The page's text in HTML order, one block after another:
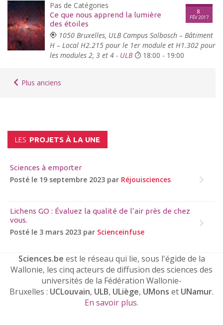
Pas de Catégories
Ce que nous apprend la lumière
des étoiles
8
FÉV 2017
1050 Bruxelles, ULB Campus Solbosch – Bâtiment
H – Local H2.215 pour le 1er module et H1.302 pour
les modules 2, 3 et 4 - ULB 18:00 - 19:00
Plus anciens
LES PROJETS À LA UNE
Sciences à emporter
Posté le 19 septembre 2023 par Réjouisciences
Lichens GO : Évaluez la qualité de l’air près de chez
vous.
Posté le 3 mars 2023 par Scienceinfuse
Sciences.be est le réseau qui lie, sous l'égide de la
Wallonie, les cinq acteurs de diffusion des sciences des
universités de la Fédération Wallonie-
Bruxelles : UCLouvain, ULB, ULiège, UMons et UNamur.
En savoir plus.